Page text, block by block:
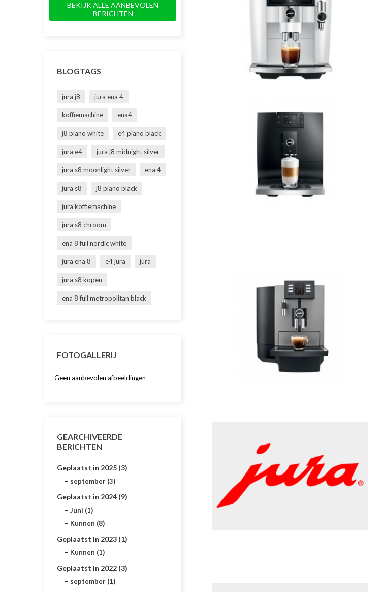
BEKIJK ALLE AANBEVOLEN
BERICHTEN
BLOGTAGS
jura j8 jura ena 4
koffiemachine ena4
j8 piano white e4 piano black
jura e4 jura j8 midnight silver
jura s8 moonlight silver ena 4
jura s8 j8 piano black
jura koffiemachine
jura s8 chroom
ena 8 full nordic white
jura ena 8 e4 jura jura
jura s8 kopen
ena 8 full metropolitan black
FOTOGALLERIJ
Geen aanbevolen afbeeldingen
GEARCHIVEERDE
BERICHTEN
Geplaatst in 2025 (3)
september (3)
Geplaatst in 2024 (9)
Juni (1)
Kunnen (8)
Geplaatst in 2023 (1)
Kunnen (1)
Geplaatst in 2022 (3)
september (1)